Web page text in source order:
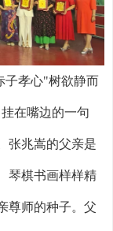
子孝心"树欲静而
在嘴边的一句
张兆嵩的父亲是
琴棋书画样样精
尊师的种子。父